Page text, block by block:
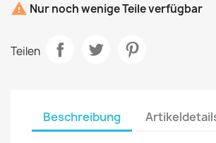
 Nur noch wenige Teile verfügbar
Teilen
Beschreibung